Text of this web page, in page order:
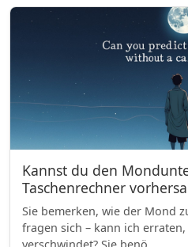
Kannst du den
Taschenrechner
Sie bemerken, wie der Mond
fragen sich – kann ich